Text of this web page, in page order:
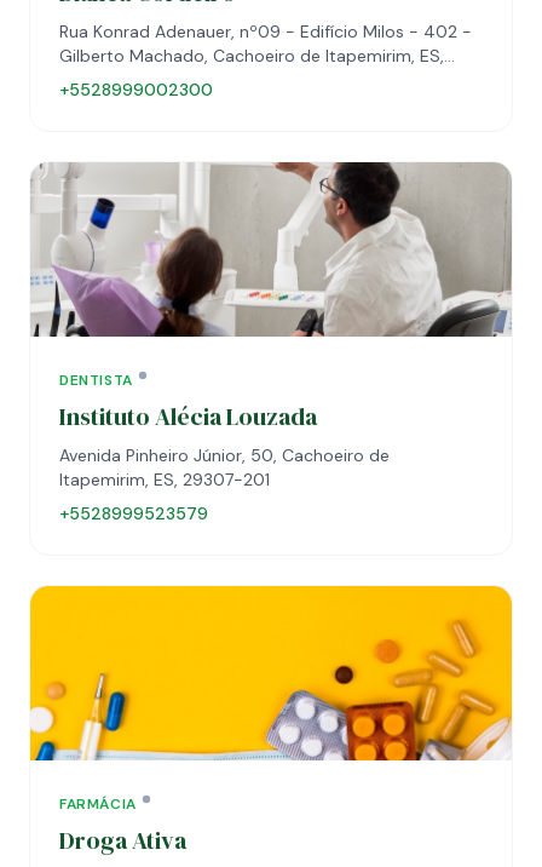
Rua Konrad Adenauer, nº09 - Edifício Milos - 402 -
Gilberto Machado, Cachoeiro de Itapemirim, ES,
29303270
+5528999002300
DENTISTA
Instituto Alécia Louzada
Avenida Pinheiro Júnior, 50, Cachoeiro de
Itapemirim, ES, 29307-201
+5528999523579
FARMÁCIA
Droga Ativa